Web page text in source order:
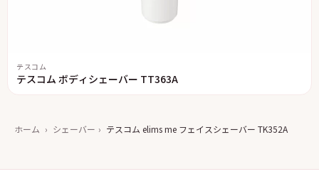
テスコム
テスコム ボディシェーバー TT363A
ホーム › シェーバー › テスコム elims me フェイスシェーバー TK352A